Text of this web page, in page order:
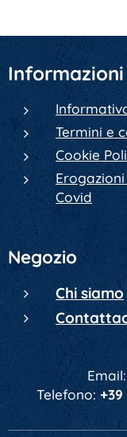
Informazioni
Termini e
Cookie
Covid
Negozio
Chi siamo
Email:
Telefono: